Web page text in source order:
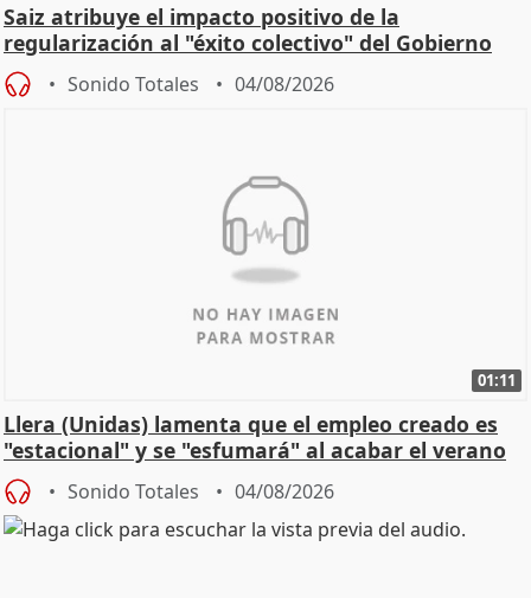
Saiz atribuye el impacto positivo de la
regularización al "éxito colectivo" del Gobierno
Sonido Totales 04/08/2026
01:11
Llera (Unidas) lamenta que el empleo creado es
"estacional" y se "esfumará" al acabar el verano
Sonido Totales 04/08/2026